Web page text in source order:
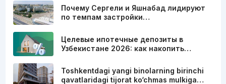
Почему Сергели и Яшнабад лидируют
по темпам застройки…
Целевые ипотечные депозиты в
Узбекистане 2026: как накопить…
Toshkentdagi yangi binolarning birinchi
qavatlaridagi tijorat ko‘chmas mulkiga…